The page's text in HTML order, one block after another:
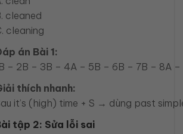
cleaned
cleaning
án Bài 1:
– 2B – 3B – 4A – 5B – 6B – 7B – 8A –
thích nhanh:
it’s (high) time + S → dùng past
tập 2: Sửa lỗi sai